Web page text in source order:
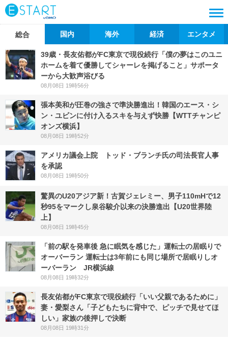
総合 国内 海外 経済 エンタメ
39歳・長友佑都がFC東京で現役続行「僕の夢はこのユニ
ホームを着て優勝してシャーレを掲げること」サポータ
ーから大歓声浴びる
08月08日 19時56分
張本美和が圧巻の強さで準決勝進出！韓国のエース・シ
ン・ユビンに付け入るスキを与えず快勝【WTTチャンピ
オンズ横浜】
08月08日 19時52分
アメリカ議会上院 トッド・ブランチ氏の司法長官人事
を承認
08月08日 19時50分
驚異のU20アジア新！古賀ジェレミー、男子110mHで12
秒95をマークし泉谷駿介以来の決勝進出【U20世界陸
上】
08月08日 19時45分
「前の駅を発車後 急に眠気を感じた」運転士の居眠りで
オーバーラン 運転士は3年前にも同じ場所で居眠りしオ
ーバーラン JR横浜線
08月08日 19時32分
長友佑都がFC東京で現役続行「いい父親であるために」
妻・愛梨さん「子どもたちに背中で、ピッチで見せてほ
しい」家族の後押しで決断
08月08日 19時31分